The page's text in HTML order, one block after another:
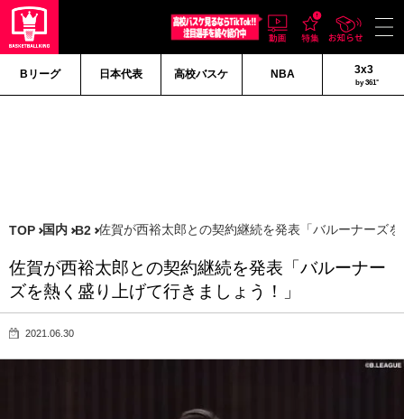
Bリーグ 日本代表 高校バスケ NBA 3x3
by 361°
TOP 国内 B2 佐賀が西裕太郎との契約継続を発表「バルーナーズ
佐賀が西裕太郎との契約継続を発表「バルーナー
ズを熱く盛り上げて行きましょう！」
2021.06.30